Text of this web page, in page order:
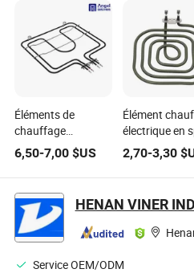
Éléments de
chauffage
électrique
spécifiquement
conçus pour micro-
ondes combinés,
cuiseurs à vapeur
et fours, élément de
chauffage à
récupération
6,50-7,00 $US
Élément
électrique en
pour diffuseurs
moustiques,
options
flexibles, délai
livraison
élément
tube chauffant,
2,70-3,30
HENAN VINER
Service OEM/ODM